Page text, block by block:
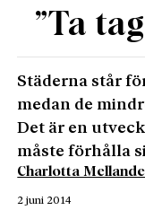
”Ta
Städerna står
medan de
Det är en
måste förhålla
Charlotta
2 juni 2014